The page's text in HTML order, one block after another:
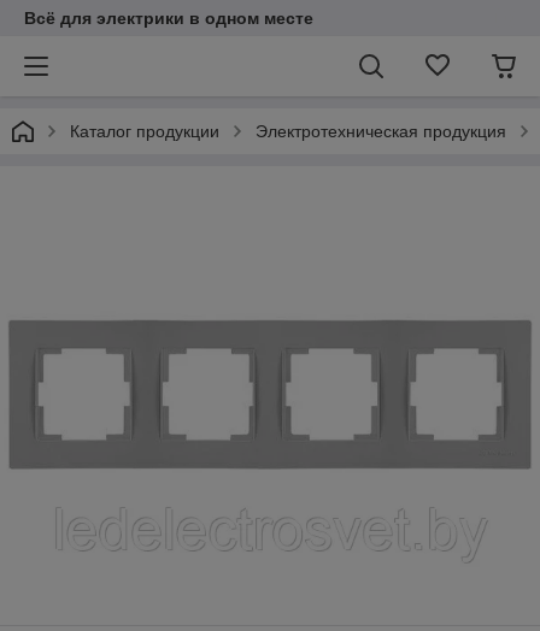
Всё для электрики в одном месте
Каталог продукции Электротехническая продукция